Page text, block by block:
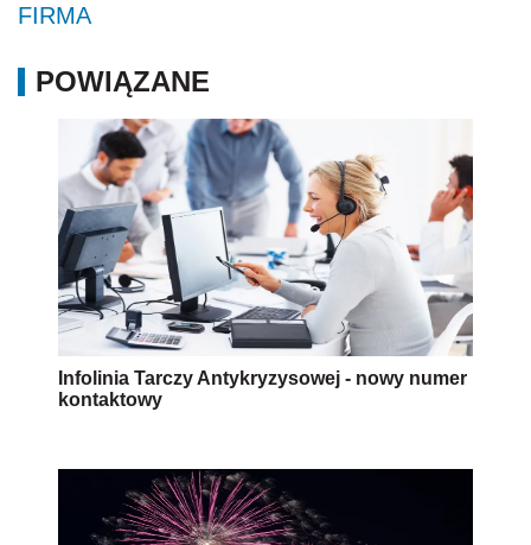
FIRMA
POWIĄZANE
Infolinia Tarczy Antykryzysowej - nowy numer
kontaktowy